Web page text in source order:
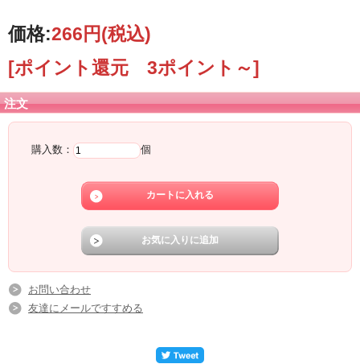
価格:266円(税込)
[ポイント還元 3ポイント～]
注文
購入数： 個
お問い合わせ
友達にメールですすめる